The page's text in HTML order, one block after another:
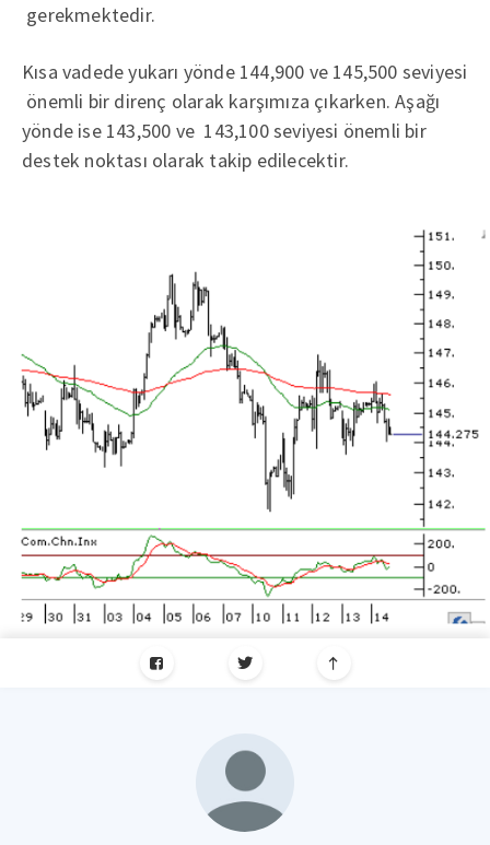
gerekmektedir.
Kısa vadede yukarı yönde 144,900 ve 145,500 seviyesi
önemli bir direnç olarak karşımıza çıkarken. Aşağı
yönde ise 143,500 ve 143,100 seviyesi önemli bir
destek noktası olarak takip edilecektir.